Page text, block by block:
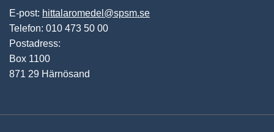
E-post: hittalaromedel@spsm.se
Telefon: 010 473 50 00
Postadress:
Box 1100
871 29 Härnösand